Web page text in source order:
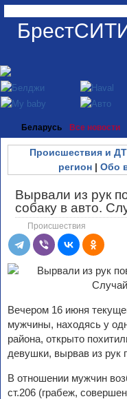
Беларусь Все новости
Происшествия и
регион | Обо
Вырвали из рук
собаку в авто.
Происшествия
Вечером 16 июня
мужчины, находясь у
района, открыто
девушки, вырвав из рук
В отношении мужчин
ст.206 (грабеж,